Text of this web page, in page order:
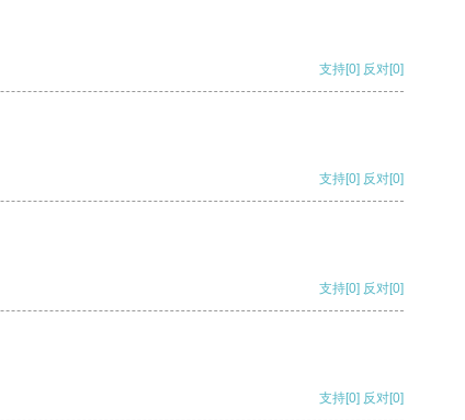
支持[0] 反对[0]
支持[0] 反对[0]
支持[0] 反对[0]
支持[0] 反对[0]